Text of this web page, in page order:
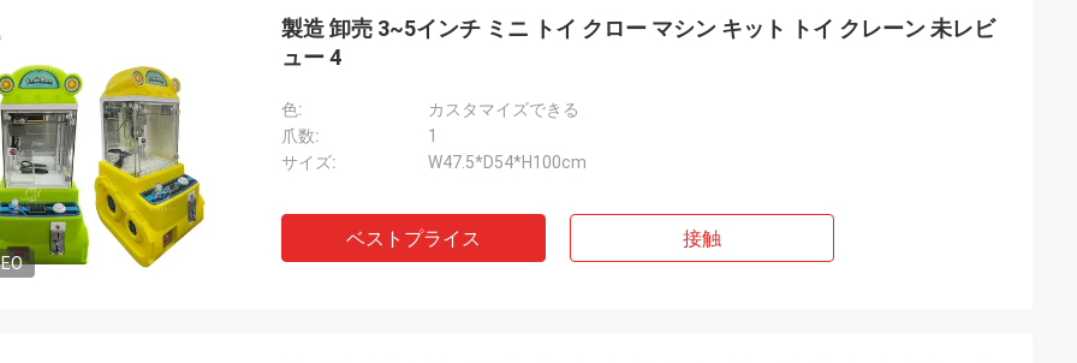
製造 卸売 3~5インチ ミニ トイ クロー マシン キット トイ クレーン 未レビ
ュー 4
色:
カスタマイズできる
爪数:
1
サイズ:
W47.5*D54*H100cm
ベストプライス 接触